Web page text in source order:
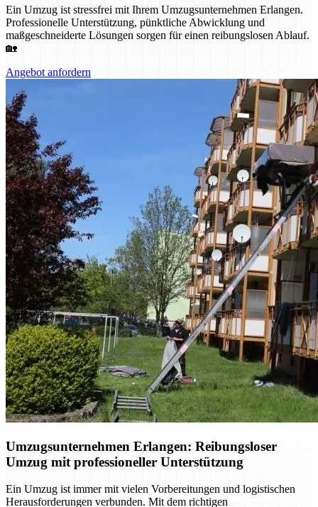
Ein Umzug ist stressfrei mit Ihrem Umzugsunternehmen Erlangen.
Professionelle Unterstützung, pünktliche Abwicklung und
maßgeschneiderte Lösungen sorgen für einen reibungslosen Ablauf.
🏡
Angebot anfordern
Umzugsunternehmen Erlangen: Reibungsloser
Umzug mit professioneller Unterstützung
Ein Umzug ist immer mit vielen Vorbereitungen und logistischen
Herausforderungen verbunden. Mit dem richtigen